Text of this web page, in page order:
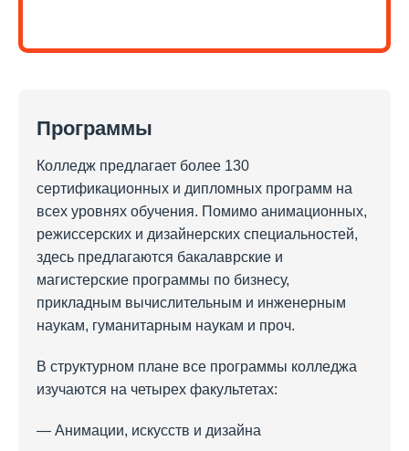
Программы
Колледж предлагает более 130
сертификационных и дипломных программ на
всех уровнях обучения. Помимо анимационных,
режиссерских и дизайнерских специальностей,
здесь предлагаются бакалаврские и
магистерские программы по бизнесу,
прикладным вычислительным и инженерным
наукам, гуманитарным наукам и проч.
В структурном плане все программы колледжа
изучаются на четырех факультетах:
— Анимации, искусств и дизайна